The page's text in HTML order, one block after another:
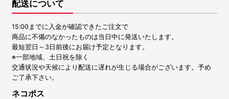
配送について
15:00までに入金が確認できたご注文で
商品に不備のなかったものは当日中に発送いたします。
最短翌日～3日前後にお届け予定となります。
※一部地域、土日祝を除く
交通状況や天候により配送に遅れが生じる場合がございます。予め
ご了承下さい。
ネコポス